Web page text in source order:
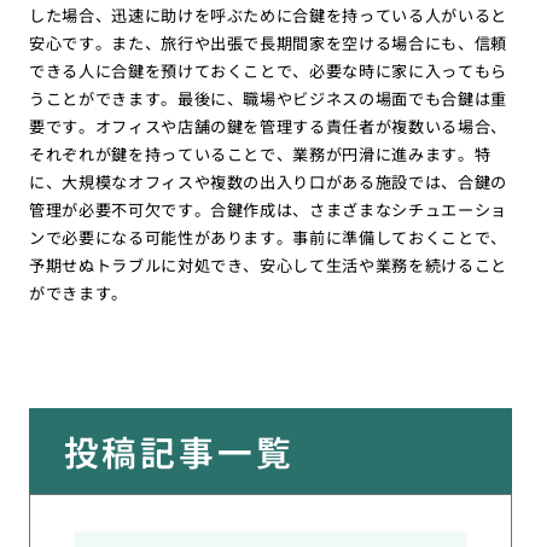
した場合、迅速に助けを呼ぶために合鍵を持っている人がいると
安心です。また、旅行や出張で長期間家を空ける場合にも、信頼
できる人に合鍵を預けておくことで、必要な時に家に入ってもら
うことができます。最後に、職場やビジネスの場面でも合鍵は重
要です。オフィスや店舗の鍵を管理する責任者が複数いる場合、
それぞれが鍵を持っていることで、業務が円滑に進みます。特
に、大規模なオフィスや複数の出入り口がある施設では、合鍵の
管理が必要不可欠です。合鍵作成は、さまざまなシチュエーショ
ンで必要になる可能性があります。事前に準備しておくことで、
予期せぬトラブルに対処でき、安心して生活や業務を続けること
ができます。
投稿記事一覧